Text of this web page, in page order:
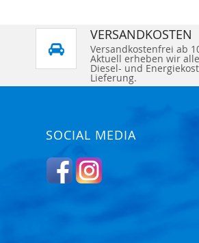
VERSANDKOSTEN
Versandkostenfrei ab
Aktuell erheben wir
Diesel- und
Lieferung.
SOCIAL MEDIA